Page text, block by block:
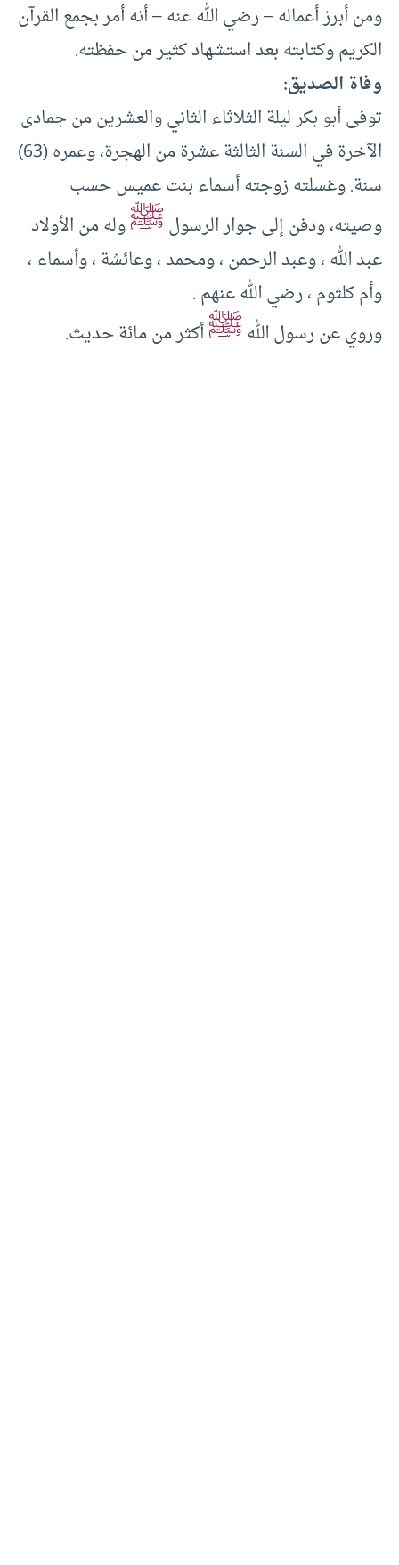
ومن أبرز أعماله – رضي الله عنه – أنه أمر بجمع القرآن
الكريم وكتابته بعد استشهاد كثير من حفظته.
وفاة الصديق:
توفى أبو بكر ليلة الثلاثاء الثاني والعشرين من جمادى
الآخرة في السنة الثالثة عشرة من الهجرة، وعمره (63)
سنة. وغسلته زوجته أسماء بنت عميس حسب
وصيته، ودفن إلى جوار الرسولﷺوله من الأولاد
عبد الله ، وعبد الرحمن ، ومحمد ، وعائشة ، وأسماء ،
وأم كلثوم ، رضي الله عنهم .
وروي عن رسول اللهﷺأكثر من مائة حديث.